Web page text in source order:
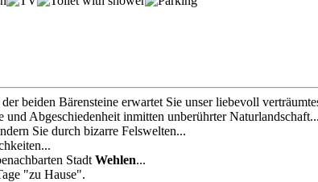
beiden Bärensteine erwartet Sie unser liebevoll
Abgeschiedenheit inmitten unberührter Naturlandschaft...
Sie durch bizarre Felswelten...
Stadt Wehlen...
"zu Hause".